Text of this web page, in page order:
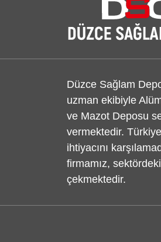
Düzce Sağlam
uzman ekibiyle
ve Mazot Deposu
vermektedir.
ihtiyacını
firmamız,
çekmektedir.